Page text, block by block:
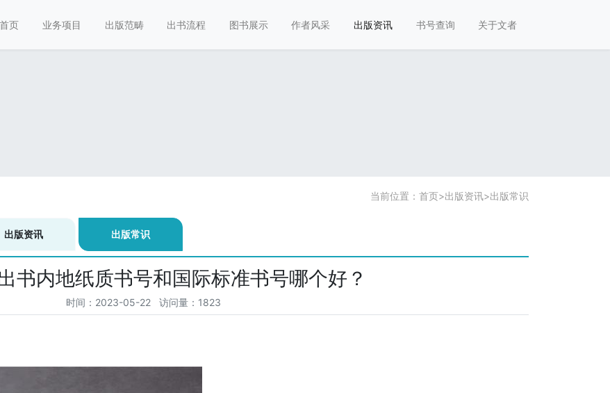
首页 业务项目 出版范畴 出书流程 图书展示 作者风采 出版资讯 书号查询 关于文者
当前位置： 首页>出版资讯>出版常识
出版资讯 出版常识
书内地纸质书号和国际标准书号哪个好？
时间：2023-05-22 访问量：1823